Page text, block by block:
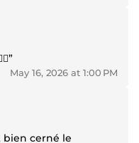
May 16, 2026 at 1:00 PM
bien cerné le